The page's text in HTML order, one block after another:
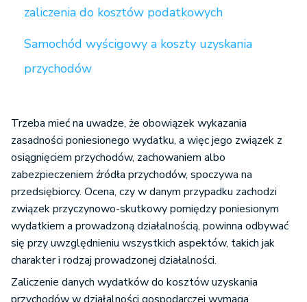
zaliczenia do kosztów podatkowych
Samochód wyścigowy a koszty uzyskania
przychodów
Trzeba mieć na uwadze, że obowiązek wykazania
zasadności poniesionego wydatku, a więc jego związek z
osiągnięciem przychodów, zachowaniem albo
zabezpieczeniem źródła przychodów, spoczywa na
przedsiębiorcy. Ocena, czy w danym przypadku zachodzi
związek przyczynowo-skutkowy pomiędzy poniesionym
wydatkiem a prowadzoną działalnością, powinna odbywać
się przy uwzględnieniu wszystkich aspektów, takich jak
charakter i rodzaj prowadzonej działalności.
Zaliczenie danych wydatków do kosztów uzyskania